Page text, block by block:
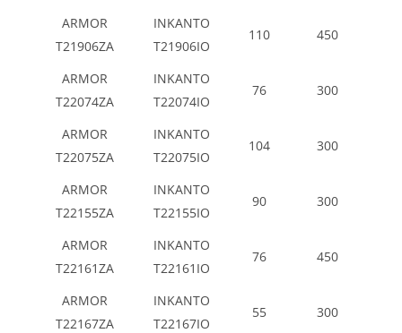
ARMOR
T21906ZA
INKANTO
T21906IO
110 450
ARMOR
T22074ZA
INKANTO
T22074IO
76 300
ARMOR
T22075ZA
INKANTO
T22075IO
104 300
ARMOR
T22155ZA
INKANTO
T22155IO
90 300
ARMOR
T22161ZA
INKANTO
T22161IO
76 450
ARMOR
T22167ZA
INKANTO
T22167IO
55 300